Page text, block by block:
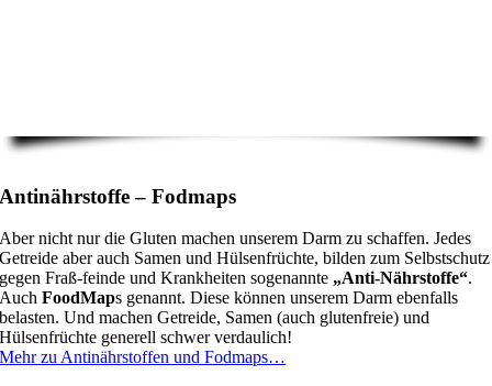
Antinährstoffe – Fodmaps
Aber nicht nur die Gluten machen unserem Darm zu schaffen. Jedes
Getreide aber auch Samen und Hülsenfrüchte, bilden zum Selbstschutz
gegen Fraß-feinde und Krankheiten sogenannte „Anti-Nährstoffe“.
AuchFoodMaps genannt. Diese können unserem Darm ebenfalls
belasten. Und machen Getreide, Samen (auch glutenfreie) und
Hülsenfrüchte generell schwer verdaulich!
Mehr zu Antinährstoffen und Fodmaps…